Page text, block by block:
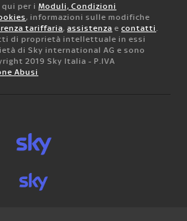
qui per i Moduli, Condizioni
, informazioni sulle modifiche
tariffaria, assistenza e contatti.
di proprietà intellettuale in essi
di Sky international AG e sono
2019 Sky Italia - P.IVA
Abusi